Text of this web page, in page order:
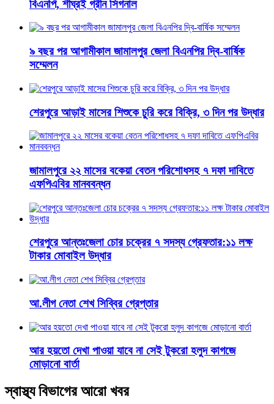
বিএনপি, শীঘ্রই গ্রীন সিগনাল
৯ বছর পর আগামীকাল জামালপুর জেলা বিএনপির দ্বি-বার্ষিক
সম্মেলন
শেরপুরে আড়াই মাসের শিশুকে চুরি করে বিক্রি, ৩ দিন পর উদ্ধার
জামালপুরে ২২ মাসের বকেয়া বেতন পরিশোধসহ ৭ দফা দাবিতে
এফপিএবির মানববন্ধন
শেরপুরে আন্তঃজেলা চোর চক্রের ৭ সদস্য গ্রেফতার:১১ লক্ষ
টাকার মোবাইল উদ্ধার
আ.লীগ নেতা শেখ সিব্বির গ্রেপ্তার
আর হয়তো দেখা পাওয়া যাবে না সেই টুকরো হলুদ কাগজে
মোড়ানো বার্তা
স্বাস্থ্য বিভাগের আরো খবর